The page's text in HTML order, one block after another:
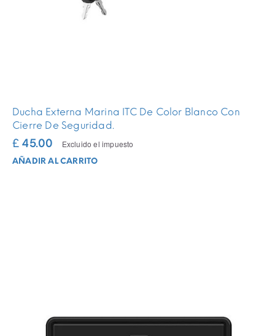
Ducha Externa Marina ITC De Color Blanco Con
Cierre De Seguridad.
£ 45.00 Excluido el impuesto
AÑADIR AL CARRITO